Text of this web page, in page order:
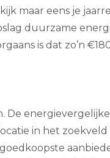
maar eens je
duurzame
is dat zo’n
in het